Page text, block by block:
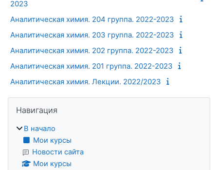
2023
Аналитическая химия. 204 группа. 2022-2023
Аналитическая химия. 203 группа. 2022-2023
Аналитическая химия. 202 группа. 2022-2023
Аналитическая химия. 201 группа. 2022-2023
Аналитическая химия. Лекции. 2022/2023
Блоки
Навигация
В начало
Мои курсы
Новости сайта
Мои курсы